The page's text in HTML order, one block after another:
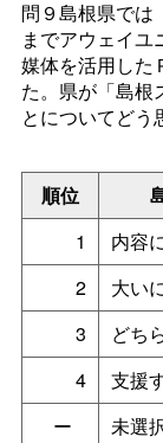
問９島根県では
までアウェイユ
媒体を活用した
た。県が「島根
とについてどう
順位
1
内容
2
大い
3
どち
4
支援
ー
未選